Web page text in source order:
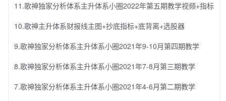
11.歌神独家分析体系主升体系小圈2022年第五期教学视频+指标
10.歌神主升体系财报线主图+抄底指标+底背离+选股器
9.歌神独家分析体系主升体系小圈2021年9-10月第四期教学
8.歌神独家分析体系主升体系小圈2021年7-8月第三期教学
7.歌神独家分析体系主升体系小圈2021年4-6月第二期教学